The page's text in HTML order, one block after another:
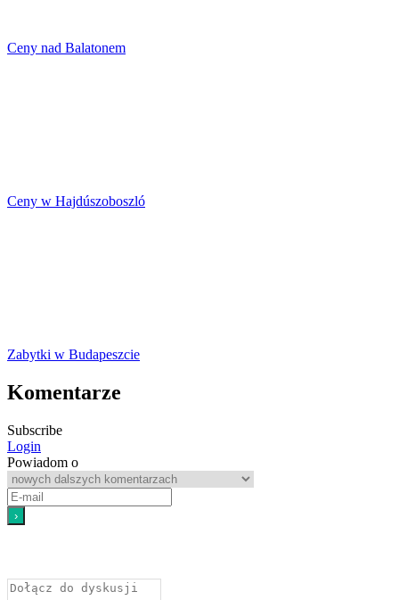
Ceny nad Balatonem
Ceny w Hajdúszoboszló
Zabytki w Budapeszcie
Komentarze
Subscribe
Login
Powiadom o